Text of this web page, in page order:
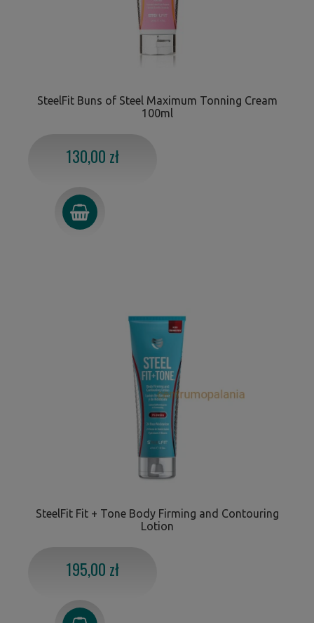
SteelFit Buns of Steel Maximum Tonning Cream
100ml
130,00 zł
SteelFit Fit + Tone Body Firming and Contouring
Lotion
195,00 zł